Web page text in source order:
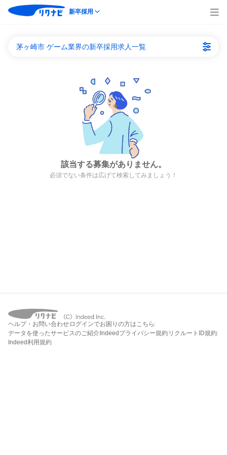
新卒採用
茅ヶ崎市 ゲーム業界の新卒採用求人一覧
該当する募集がありません。
必須でない条件は広げて検索してみましょう！
ヘルプ・お問い合わせ ログインでお困りの方はこちら
データを使ったサービスのご紹介 Indeedプライバシー規約 リクルートID規約
Indeed利用規約